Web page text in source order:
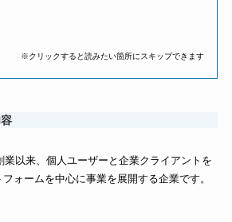
※クリックすると読みたい箇所にスキップできます
業以来、個人ユーザーと企業クライアントを
ォームを中心に事業を展開する企業です。